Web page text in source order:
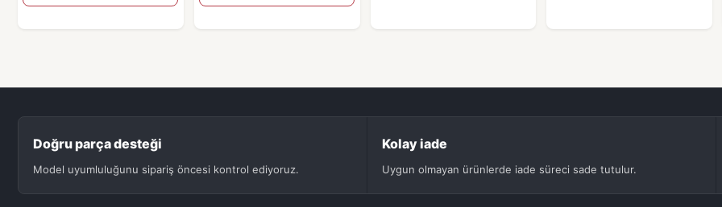
Doğru parça desteği
Model uyumluluğunu sipariş öncesi kontrol ediyoruz.
Kolay iade
Uygun olmayan ürünlerde iade süreci sade tutulur.